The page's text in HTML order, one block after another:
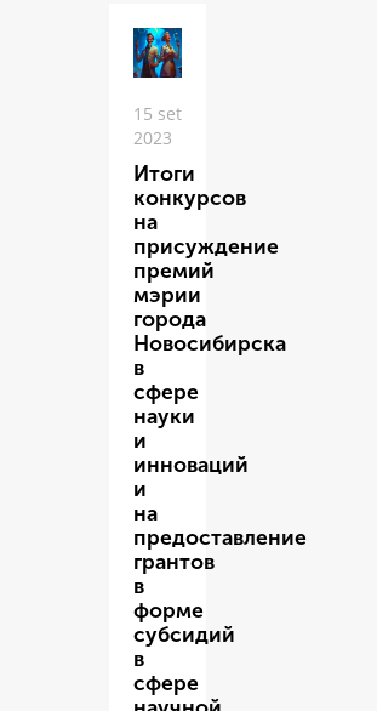
15 set
2023
Итоги
конкурсов
на
присуждение
премий
мэрии
города
Новосибирска
в
сфере
науки
и
инноваций
и
на
предоставление
грантов
в
форме
субсидий
в
сфере